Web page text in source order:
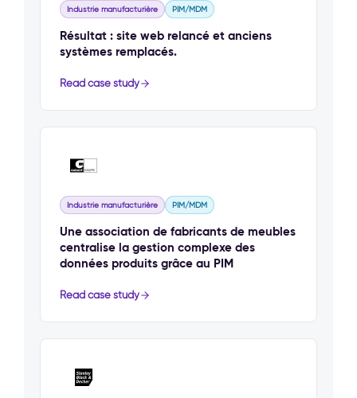
Industrie manufacturière PIM/MDM
Résultat : site web relancé et anciens
systèmes remplacés.
Read case study
Industrie manufacturière PIM/MDM
Une association de fabricants de meubles
centralise la gestion complexe des
données produits grâce au PIM
Read case study